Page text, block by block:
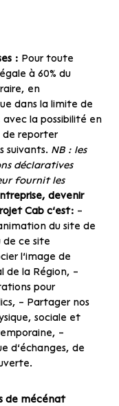
: Pour toute
à 60% du
en
dans la limite de
la possibilité en
de reporter
suivants. NB : les
déclaratives
fournit les
devenir
Cab c’est: –
du site de
de ce site
l’image de
de la Région, –
pour
– Partager nos
sociale et
–
d’échanges, de
de mécénat